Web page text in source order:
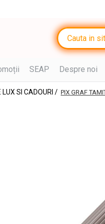
SEAP Despre noi
LUX SI CADOURI / PIX GRAF